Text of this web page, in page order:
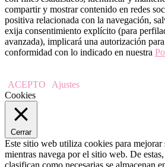
compartir y mostrar contenido en redes
positiva relacionada con la navegación,
exija consentimiento explícito (para
avanzada), implicará una autorización
conformidad con lo indicado en nuestra
ACEPTO
Ajustes
Cookies
Cerrar
Este sitio web utiliza cookies para mejorar
mientras navega por el sitio web. De
clasifican como necesarias se almacenan